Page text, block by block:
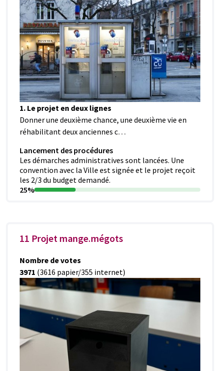
1. Le projet en deux lignes
Donner une deuxième chance, une deuxième vie en
réhabilitant deux anciennes c…
Lancement des procédures
Les démarches administratives sont lancées. Une
convention avec la Ville est signée et le projet reçoit
les 2/3 du budget demandé.
25%
11 Projet mange.mégots
Nombre de votes
3971 (3616 papier/355 internet)